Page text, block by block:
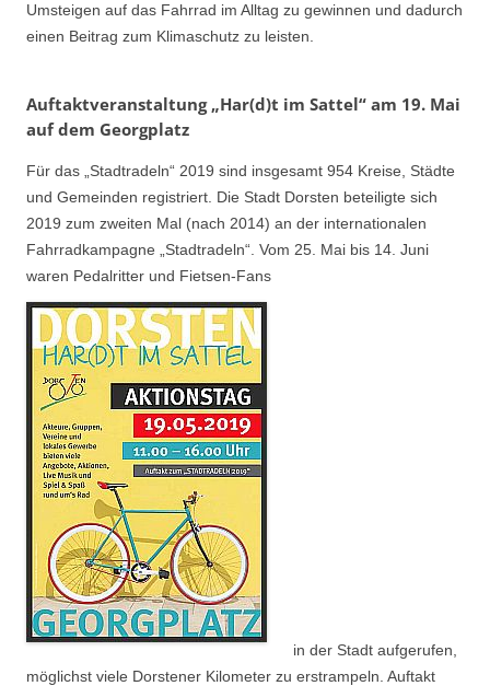
Umsteigen auf das Fahrrad im Alltag zu gewinnen und dadurch
einen Beitrag zum Klimaschutz zu leisten.
Auftaktveranstaltung „Har(d)t im Sattel“ am 19. Mai
auf dem Georgplatz
Für das „Stadtradeln“ 2019 sind insgesamt 954 Kreise, Städte
und Gemeinden registriert. Die Stadt Dorsten beteiligte sich
2019 zum zweiten Mal (nach 2014) an der internationalen
Fahrradkampagne „Stadtradeln“. Vom 25. Mai bis 14. Juni
waren Pedalritter und Fietsen-Fans
in der Stadt aufgerufen,
möglichst viele Dorstener Kilometer zu erstrampeln. Auftakt